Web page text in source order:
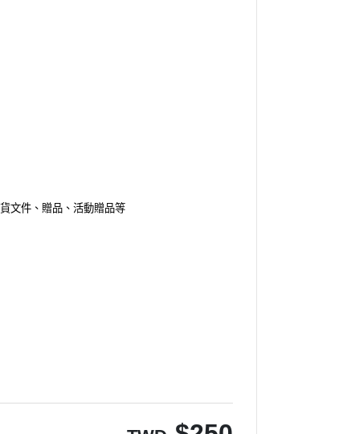
文件、贈品、活動贈品等